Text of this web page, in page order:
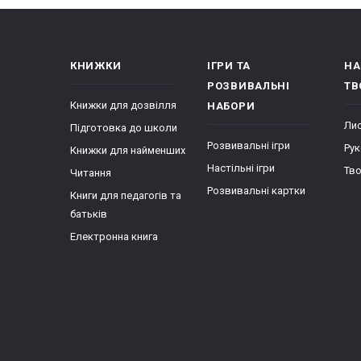
КНИЖКИ
Книжки для дозвілля
Підготовка до школи
Книжки для найменших
Читання
Книги для педагогів та
батьків
Електронна книга
ІГРИ ТА
РОЗВИВАЛЬНІ
НАБОРИ
Розвивальні ігри
Настільні ігри
Розвивальні картки